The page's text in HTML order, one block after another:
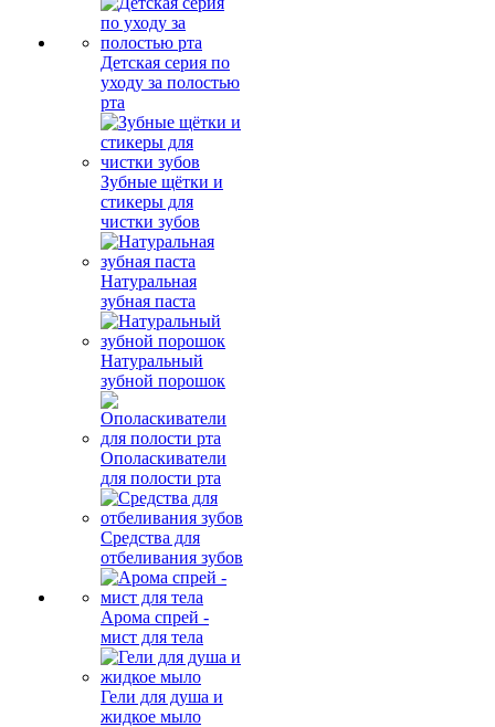
Детская серия по
уходу за полостью
рта
Зубные щётки и
стикеры для
чистки зубов
Натуральная
зубная паста
Натуральный
зубной порошок
Ополаскиватели
для полости рта
Средства для
отбеливания зубов
Арома спрей -
мист для тела
Гели для душа и
жидкое мыло